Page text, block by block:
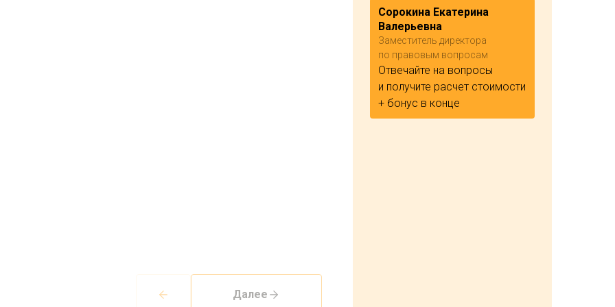
Сорокина Екатерина
Валерьевна
Заместитель директора
по правовым вопросам
Отвечайте на вопросы
и получите расчет стоимости
+ бонус в конце
Далее